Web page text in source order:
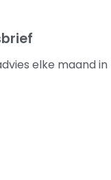
elke maand in